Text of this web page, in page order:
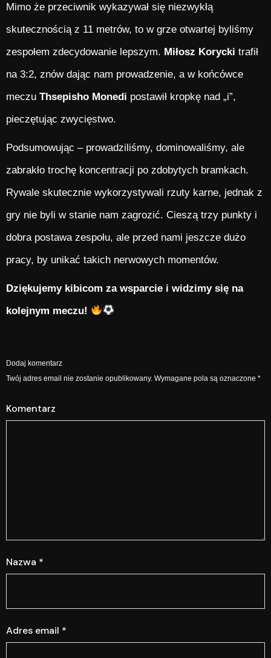
Mimo że przeciwnik wykazywał się niezwykłą
skutecznością z 11 metrów, to w grze otwartej byliśmy
zespołem zdecydowanie lepszym. Miłosz Korycki trafił
na 3:2, znów dając nam prowadzenie, a w końcówce
meczu Thsepisho Monedi postawił kropkę nad „i”,
pieczętując zwycięstwo.
Podsumowując – prowadziliśmy, dominowaliśmy, ale
zabrakło trochę koncentracji po zdobytych bramkach.
Rywale skutecznie wykorzystywali rzuty karne, jednak z
gry nie byli w stanie nam zagrozić. Cieszą trzy punkty i
dobra postawa zespołu, ale przed nami jeszcze dużo
pracy, by unikać takich nerwowych momentów.
Dziękujemy kibicom za wsparcie i widzimy się na
kolejnym meczu!
Dodaj komentarz
Twój adres email nie zostanie opublikowany. Wymagane pola są oznaczone *
Komentarz
Nazwa *
Adres email *